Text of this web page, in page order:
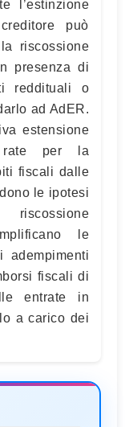
l’estinzione
può
riscossione
presenza di
reddituali o
ad AdER.
estensione
rate per la
fiscali dalle
le ipotesi
le
adempimenti
fiscali di
entrate in
a carico dei